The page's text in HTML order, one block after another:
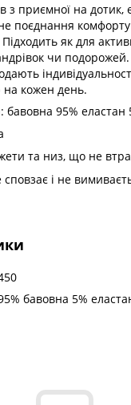
з приємної на дотик,
поєднання комфорту
як для
чи
на кожен день.
бавовна 95% еластан
та низ, що не
і не
бавовна 5%